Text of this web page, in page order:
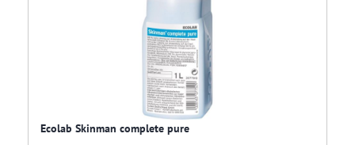
Ecolab Skinman complete pure